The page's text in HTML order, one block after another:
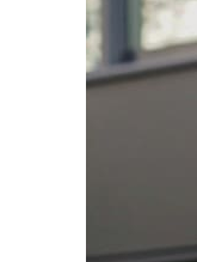
CATEGORY
CONTENTS